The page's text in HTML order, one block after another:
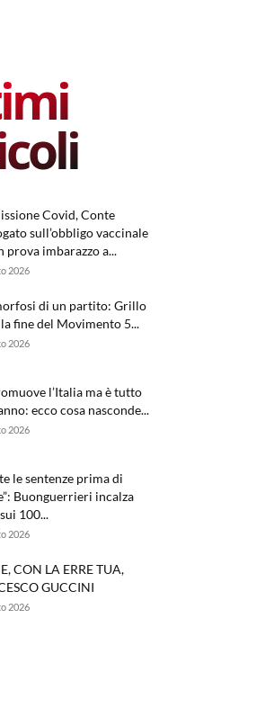
Covid, Conte
sull’obbligo vaccinale
prova imbarazzo a...
2026
di un partito: Grillo
fine del Movimento 5...
2026
l’Italia ma è tutto
ecco cosa nasconde...
2026
le sentenze prima di
Buonguerrieri incalza
100...
2026
CON LA ERRE TUA,
GUCCINI
2026